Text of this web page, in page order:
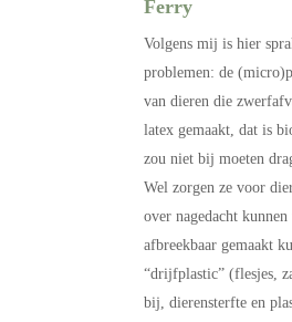
Ferry
Volgens mij is hier
problemen: de
van dieren die
latex gemaakt, dat is
zou niet bij moeten
Wel zorgen ze voor
over nagedacht
afbreekbaar gemaakt
“drijfplastic” (flesjes,
bij, dierensterfte en